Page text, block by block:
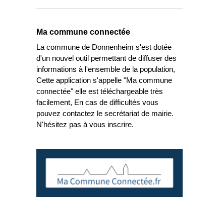
Ma commune connectée
La commune de Donnenheim s'est dotée
d'un nouvel outil permettant de diffuser des
informations à l'ensemble de la population,
Cette application s'appelle "Ma commune
connectée" elle est téléchargeable très
facilement, En cas de difficultés vous
pouvez contactez le secrétariat de mairie.
N'hésitez pas à vous inscrire.